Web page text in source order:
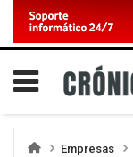
Empresas